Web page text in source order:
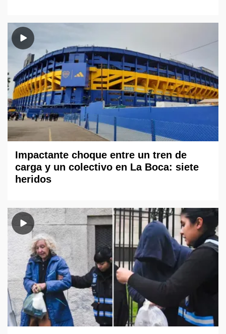
Impactante choque entre un tren de
carga y un colectivo en La Boca: siete
heridos